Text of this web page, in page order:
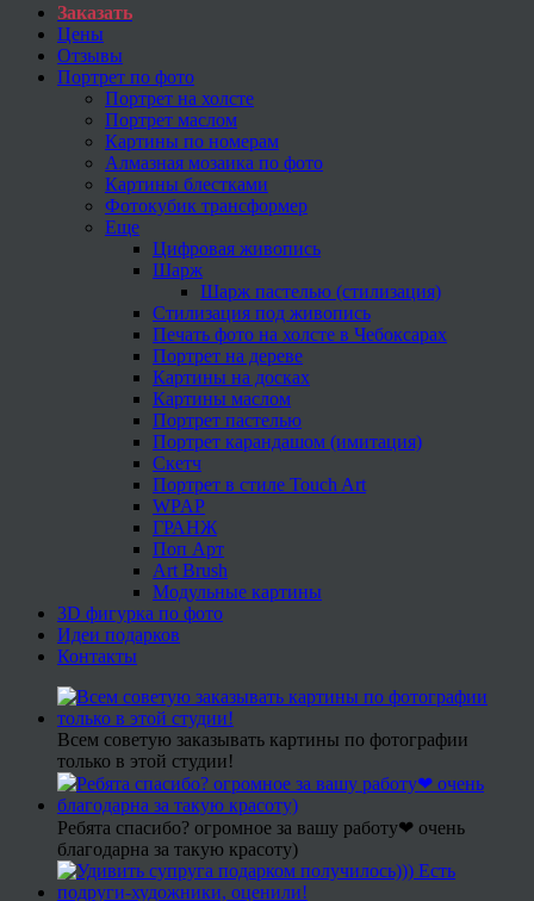
Заказать
Цены
Отзывы
Портрет по фото
Портрет на холсте
Портрет маслом
Картины по номерам
Алмазная мозаика по фото
Картины блестками
Фотокубик трансформер
Еще
Цифровая живопись
Шарж
Шарж пастелью (стилизация)
Стилизация под живопись
Печать фото на холсте в Чебоксарах
Портрет на дереве
Картины на досках
Картины маслом
Портрет пастелью
Портрет карандашом (имитация)
Скетч
Портрет в стиле Touch Art
WPAP
ГРАНЖ
Поп Арт
Art Brush
Модульные картины
3D фигурка по фото
Идеи подарков
Контакты
Всем советую заказывать картины по фотографии
только в этой студии!
Ребята спасибо? огромное за вашу работу❤ очень
благодарна за такую красоту)